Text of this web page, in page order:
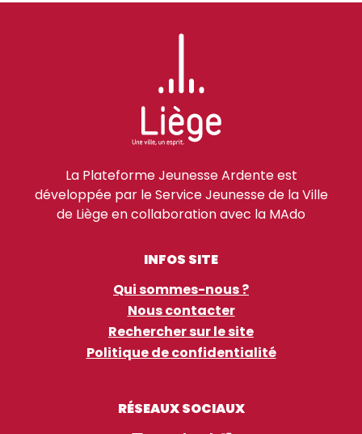
La Plateforme Jeunesse Ardente est
développée par le Service Jeunesse de la Ville
de Liège en collaboration avec la MAdo
INFOS SITE
Qui sommes-nous ?
Nous contacter
Rechercher sur le site
Politique de confidentialité
RÉSEAUX SOCIAUX